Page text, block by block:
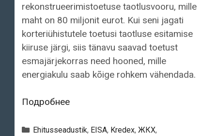
rekonstrueerimistoetuse taotlusvooru, mille
maht on 80 miljonit eurot. Kui seni jagati
korteriühistutele toetusi taotluse esitamise
kiiruse järgi, siis tänavu saavad toetust
esmajärjekorras need hooned, mille
energiakulu saab kõige rohkem vähendada.
ПодробнееEISA
järjekordse
Рубрики
Ehitusseadustik, EISA, Kredex, ЖКХ,